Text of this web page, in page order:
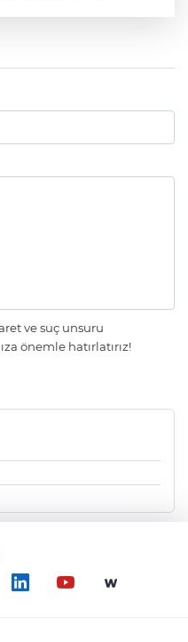
tuvalinden - 42
ve suç unsuru
önemle hatırlatırız!